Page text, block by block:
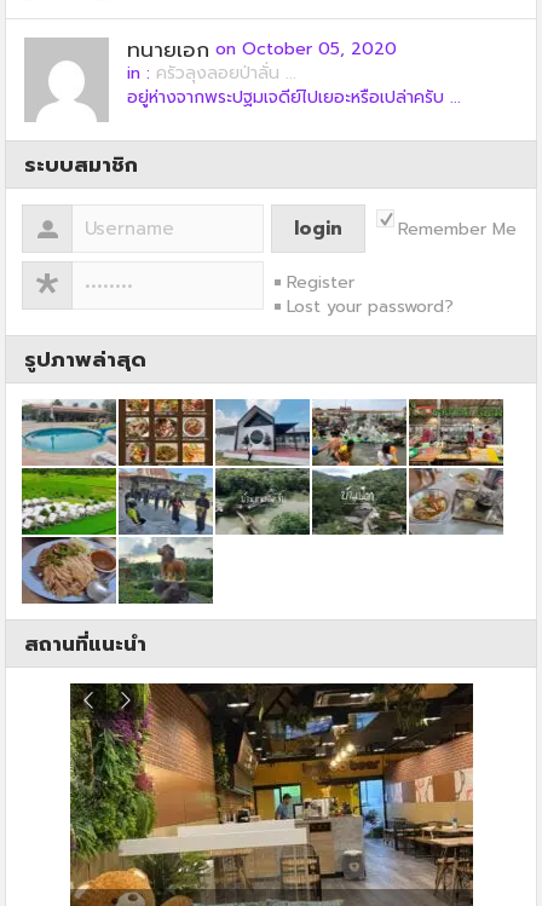
ทนายเอก on October 05, 2020
in : ครัวลุงลอยป่าลั่น ...
อยู่ห่างจากพระปฐมเจดีย์ไปเยอะหรือเปล่าครับ ...
ระบบสมาชิก
Remember Me
Register
Lost your password?
รูปภาพล่าสุด
สถานที่แนะนำ